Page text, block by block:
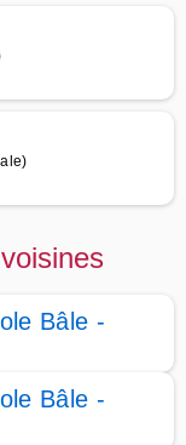
Bâle -
Bâle -